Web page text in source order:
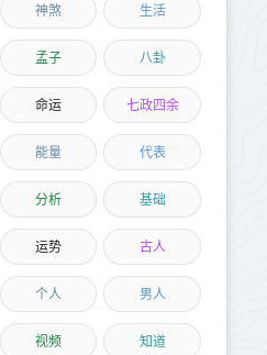
神煞 生活
孟子 八卦
命运 七政四余
能量 代表
分析 基础
运势 古人
个人 男人
视频 知道